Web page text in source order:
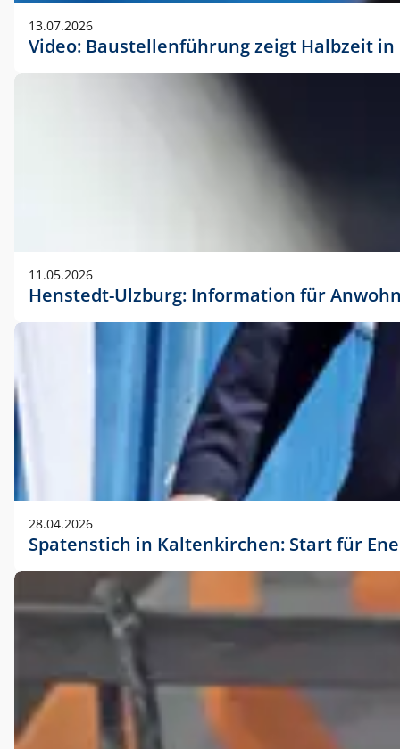
13.07.2026
Video: Baustellenführung zeigt Halbzeit
11.05.2026
Henstedt-Ulzburg: Information für
28.04.2026
Spatenstich in Kaltenkirchen: Start für